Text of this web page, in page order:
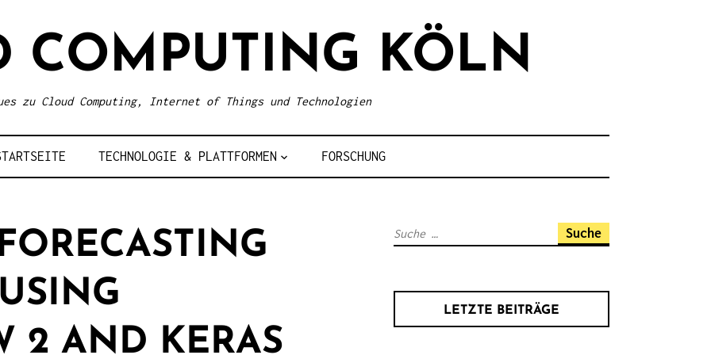
COMPUTING KÖLN
zu Cloud Computing, Internet of Things und Technologien
TECHNOLOGIE & PLATTFORMEN FORSCHUNG
2 AND KERAS
S
LETZTE BEITRÄGE